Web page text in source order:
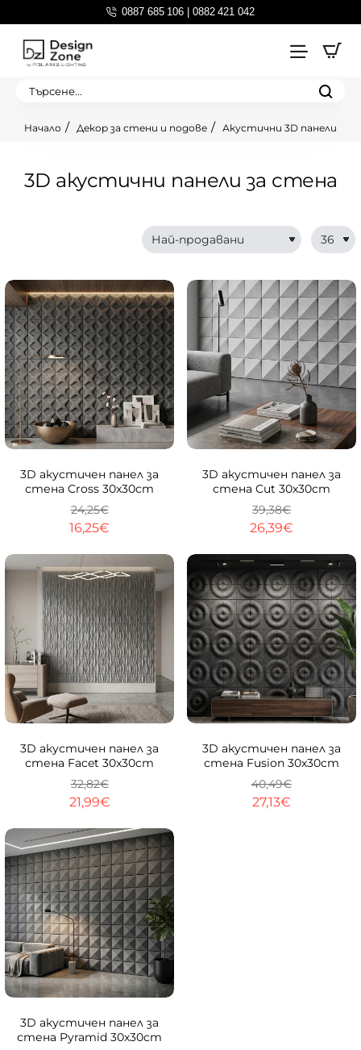
0887 685 106 | 0882 421 042
Търсене...
3D акустични панели за стена
Декор за стени и подове Акустични 3D панели
3D акустичен панел за
стена Cross 30x30cm
16,25€
24,25€
3D акустичен панел за
стена Cut 30x30cm
26,39€
39,38€
3D акустичен панел за
стена Facet 30x30cm
21,99€
32,82€
3D акустичен панел за
стена Fusion 30x30cm
27,13€
40,49€
3D акустичен панел за
стена Pyramid 30x30cm